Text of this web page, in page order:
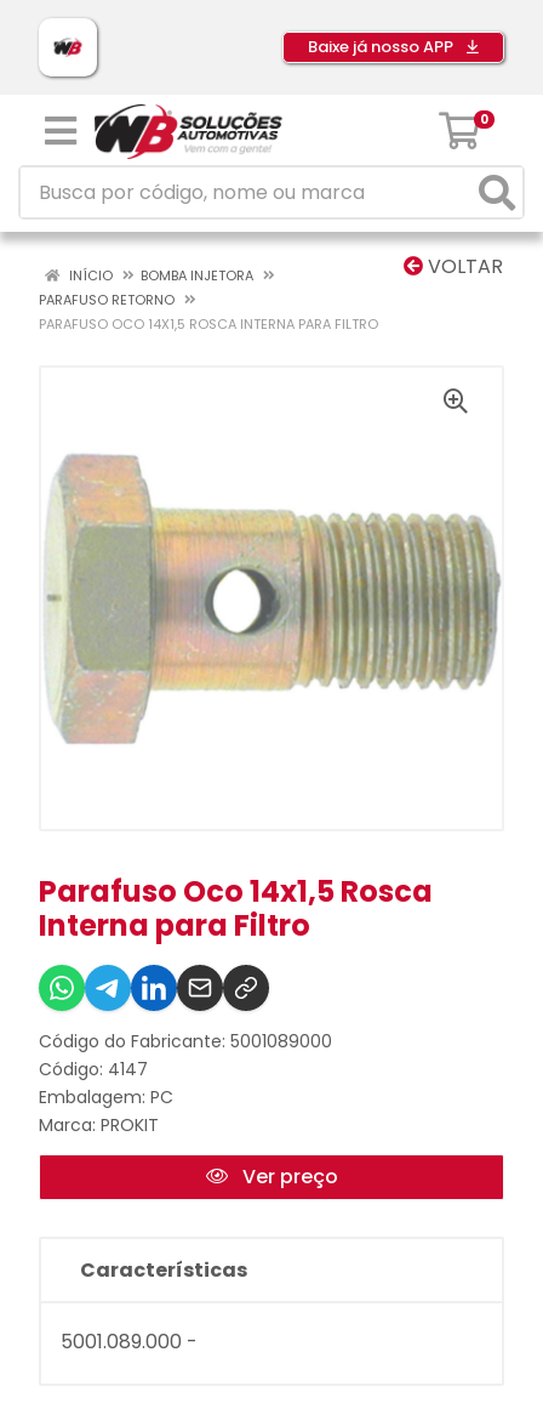
Baixe já nosso APP
0
VOLTAR
INÍCIO
BOMBA INJETORA
PARAFUSO RETORNO
PARAFUSO OCO 14X1,5 ROSCA INTERNA PARA FILTRO
Parafuso Oco 14x1,5 Rosca
Interna para Filtro
Código do Fabricante: 5001089000
Código: 4147
Embalagem: PC
Marca: PROKIT
Ver preço
Características
5001.089.000 -